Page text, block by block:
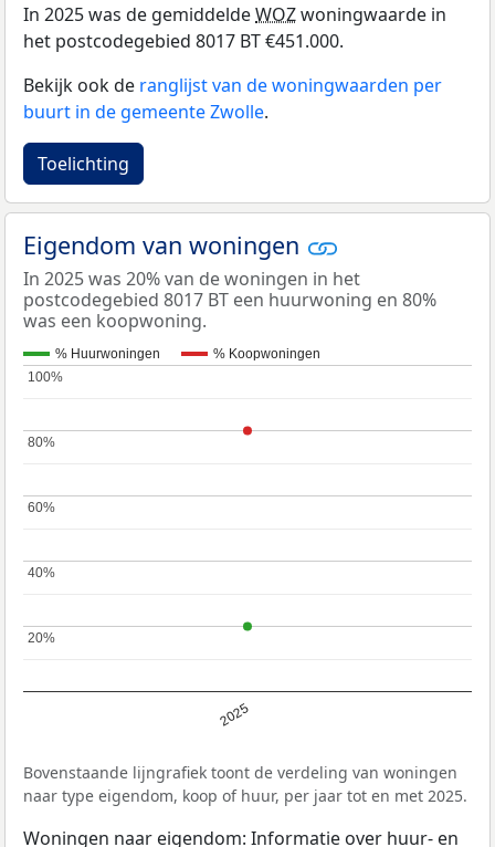
In 2025 was de gemiddeldeWOZwoningwaarde in
het postcodegebied 8017 BT €451.000.
Bekijk ook de ranglijst van de woningwaarden per
buurt in de gemeente Zwolle.
Toelichting
Eigendom van woningen
In 2025 was 20% van de woningen in het
postcodegebied 8017 BT een huurwoning en 80%
was een koopwoning.
% Huurwoningen % Koopwoningen
2025
20%
20%
40%
40%
60%
60%
80%
80%
100%
100%
Bovenstaande lijngrafiek toont de verdeling van woningen
naar type eigendom, koop of huur, per jaar tot en met 2025.
Woningen naar eigendom: Informatie over huur- en